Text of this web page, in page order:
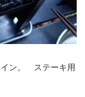
イン。 ステーキ用